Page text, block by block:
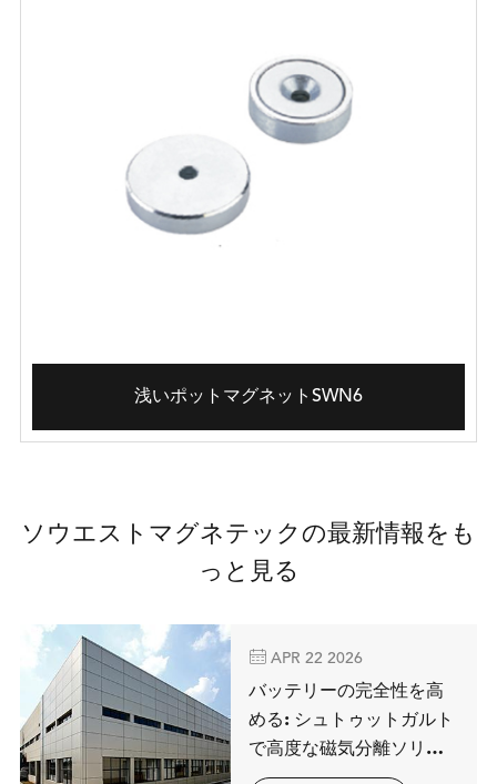
浅いポットマグネットSWN6
ソウエストマグネテックの最新情報をも
っと見る
 APR 22 2026
バッテリーの完全性を高
める: シュトゥットガルト
で高度な磁気分離ソリュ
ーションを展示するMAG